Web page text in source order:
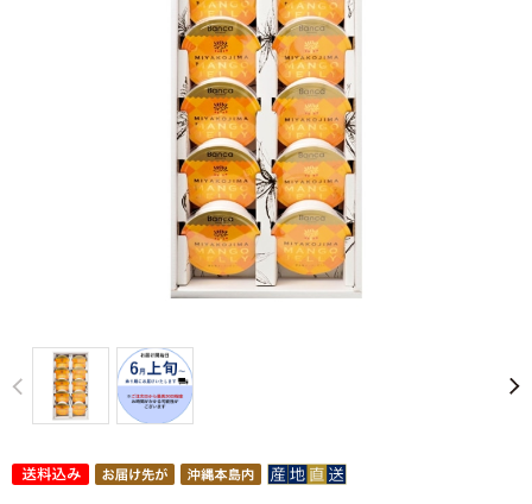
Prev